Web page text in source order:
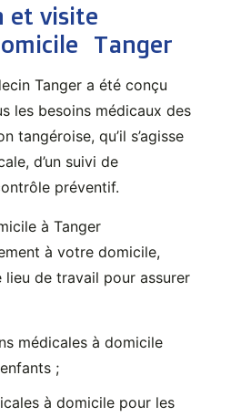
et visite
Tanger
Tanger a été conçu
les besoins médicaux des
tangéroise, qu’il s’agisse
d’un suivi de
préventif.
à Tanger
à votre domicile,
de travail pour assurer
médicales à domicile
;
à domicile pour les